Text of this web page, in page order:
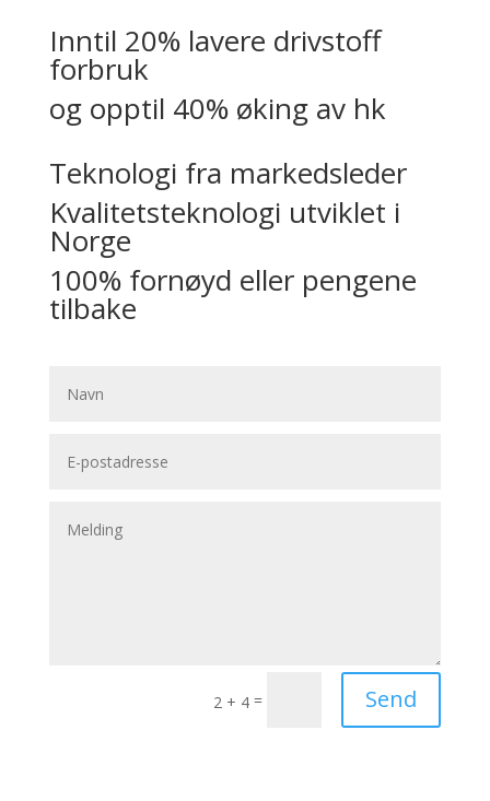
Inntil 20% lavere drivstoff
forbruk
og opptil 40% øking av hk
Teknologi fra markedsleder
Kvalitetsteknologi utviklet i
Norge
100% fornøyd eller pengene
tilbake
2 + 4 = Send